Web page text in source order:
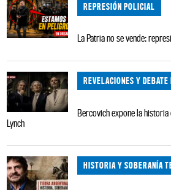
REPRESIÓN POLICIAL
La Patria no se vende:
REVELACIONES Y
Bercovich expone la historia
Lynch
HISTORIA Y SOBERANÍA